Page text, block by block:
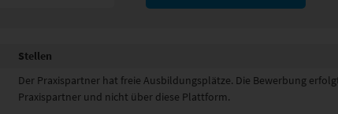
Stellen
Der Praxispartner hat freie Ausbildungsplätze. Die Bewerbung
Praxispartner und nicht über diese Plattform.